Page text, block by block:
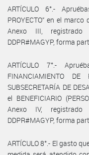
ARTÍCULO 6°.-
PROYECTO” en el
Anexo III, registrado
DDPR#MAGYP, forma
ARTÍCULO 7°.-
FINANCIAMIENTO
SUBSECRETARÍA DE
el BENEFICIARIO
Anexo IV, registrado
DDPR#MAGYP, forma
ARTÍCULO 8°.- El gasto